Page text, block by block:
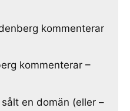
kommenterar
kommenterar –
en domän (eller –